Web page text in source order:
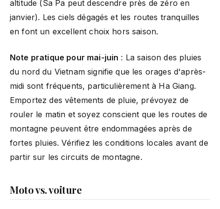
altitude (Sa Pa peut descendre près de zéro en
janvier). Les ciels dégagés et les routes tranquilles
en font un excellent choix hors saison.
Note pratique pour mai-juin : La saison des pluies
du nord du Vietnam signifie que les orages d'après-
midi sont fréquents, particulièrement à Ha Giang.
Emportez des vêtements de pluie, prévoyez de
rouler le matin et soyez conscient que les routes de
montagne peuvent être endommagées après de
fortes pluies. Vérifiez les conditions locales avant de
partir sur les circuits de montagne.
Moto vs. voiture